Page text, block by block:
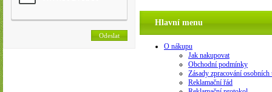
Hlavní menu
O nákupu
Jak nakupovat
Obchodní podmínky
Zásady zpracování osobních
Reklamační řád